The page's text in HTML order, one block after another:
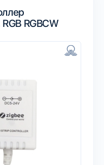
RGBCW